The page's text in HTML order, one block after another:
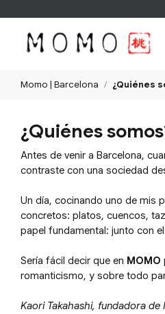
Momo | Barcelona ¿Quiénes
¿Quiénes
Antes de venir a Barcelona,
contraste con una sociedad
Un día, cocinando uno de mis
concretos: platos, cuencos,
papel fundamental: junto con
Sería fácil decir que en MOMO
romanticismo, y sobre todo
Kaori Takahashi, fundadora